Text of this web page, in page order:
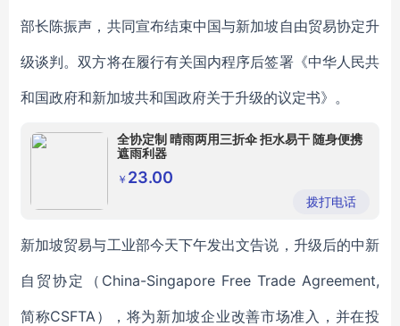
部长陈振声，共同宣布结束中国与新加坡自由贸易协定升
级谈判。双方将在履行有关国内程序后签署《中华人民共
和国政府和新加坡共和国政府关于升级的议定书》。
全协定制 晴雨两用三折伞 拒水易干 随身便携
遮雨利器
￥ 23.00
拨打电话
新加坡贸易与工业部今天下午发出文告说，升级后的中新
自贸协定（China-Singapore Free Trade Agreement,
简称CSFTA），将为新加坡企业改善市场准入，并在投